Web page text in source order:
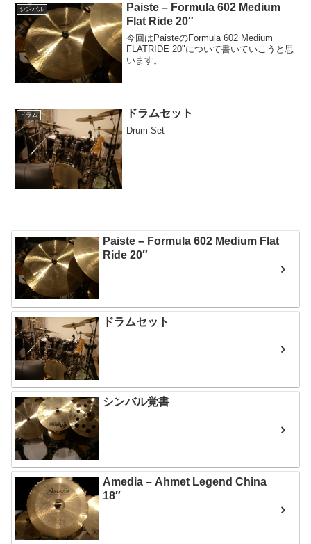
シンバル
Paiste – Formula 602 Medium
Flat Ride 20″
今回はPaisteのFormula 602 Medium
FLATRIDE 20"について書いていこうと思
います。
ドラム ドラムセット
Drum Set
Paiste – Formula 602 Medium Flat
Ride 20″
ドラムセット
シンバル覚書
Amedia – Ahmet Legend China
18″